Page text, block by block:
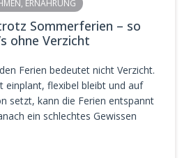
, ERNÄHRUNG
Sommerferien – so
ohne Verzicht
Ferien bedeutet nicht Verzicht.
einplant, flexibel bleibt und auf
setzt, kann die Ferien entspannt
ein schlechtes Gewissen